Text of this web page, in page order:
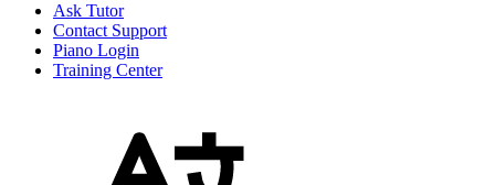
Ask Tutor
Contact Support
Piano Login
Training Center